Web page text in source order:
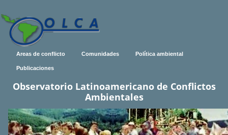
Areas de conflicto Comunidades Política ambiental
Publicaciones
Observatorio Latinoamericano de Conflictos
Ambientales